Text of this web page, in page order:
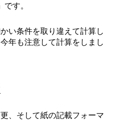
す。
い条件を取り違えて計算し
年も注意して計算をしまし
、そして紙の記載フォーマ